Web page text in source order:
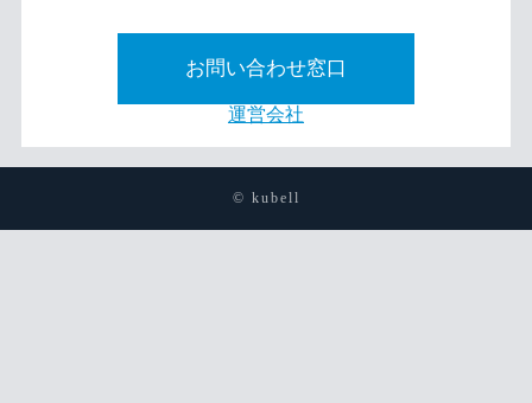
お問い合わせ窓口
運営会社
© kubell